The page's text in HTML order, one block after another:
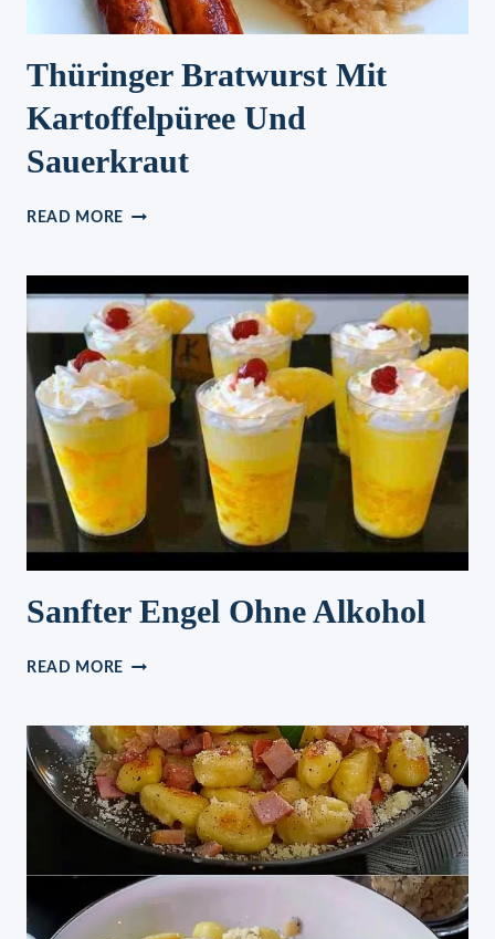
Thüringer Bratwurst Mit
Kartoffelpüree Und
Sauerkraut
READ MORE THÜRINGER
UND
SAUERKRAUT
Sanfter Engel Ohne Alkohol
READ MORE SANFTER
ALKOHOL